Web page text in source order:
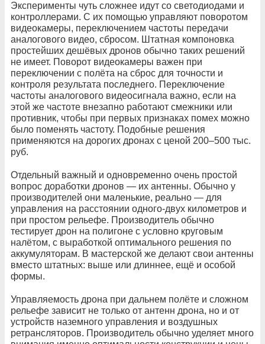
Эксперименты чуть сложнее идут со светодиодами и
контроллерами. С их помощью управляют поворотом
видеокамеры, переключением частоты передачи
аналогового видео, сбросом. Штатная компоновка
простейших дешёвых дронов обычно таких решений
не имеет. Поворот видеокамеры важен при
переключении с полёта на сброс для точности и
контроля результата последнего. Переключение
частоты аналогового видеосигнала важно, если на
этой же частоте внезапно работают смежники или
противник, чтобы при первых признаках помех можно
было поменять частоту. Подобные решения
применяются на дорогих дронах с ценой 200–500 тыс.
руб.
Отдельный важный и одновременно очень простой
вопрос доработки дронов — их антенны. Обычно у
производителей они маленькие, реально — для
управления на расстоянии одного-двух километров и
при простом рельефе. Производитель обычно
тестирует дрон на полигоне с условно круговым
налётом, с выработкой оптимального решения по
аккумуляторам. В мастерской же делают свои антенны
вместо штатных: выше или длиннее, ещё и особой
формы.
Управляемость дрона при дальнем полёте и сложном
рельефе зависит не только от антенн дрона, но и от
устройств наземного управления и воздушных
ретрансляторов. Производитель обычно уделяет много